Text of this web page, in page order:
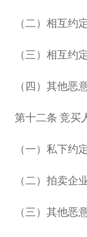
（二）相互约
（三）相互约定
（四）其他恶
第十二条 竞买人
（一）私下约
（二）拍卖企业
（三）其他恶